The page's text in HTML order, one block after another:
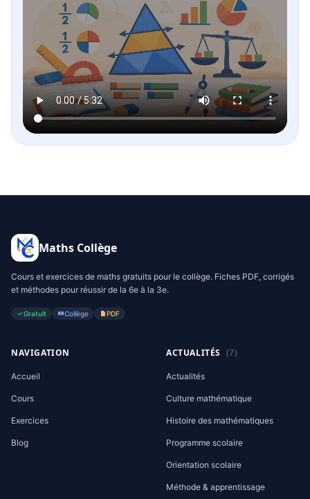
Maths Collège
Cours et exercices de maths gratuits pour le collège. Fiches PDF, corrigés
et méthodes pour réussir de la 6e à la 3e.
Gratuit Collège PDF
NAVIGATION
Accueil
Cours
Exercices
Blog
ACTUALITÉS (7)
Actualités
Culture mathématique
Histoire des mathématiques
Programme scolaire
Orientation scolaire
Méthode & apprentissage